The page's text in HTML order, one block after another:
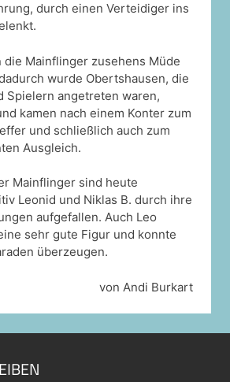
durch einen Verteidiger ins
die Mainflinger zusehens Müde
wurde Obertshausen, die
Spielern angetreten waren,
kamen nach einem Konter zum
und schließlich auch zum
Ausgleich.
Mainflinger sind heute
Leonid und Niklas B. durch ihre
aufgefallen. Auch Leo
sehr gute Figur und konnte
überzeugen.
von Andi Burkart